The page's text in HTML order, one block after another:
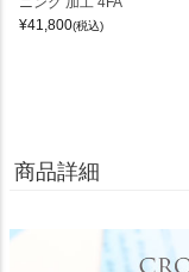
¥41,800(税込)
商品詳細